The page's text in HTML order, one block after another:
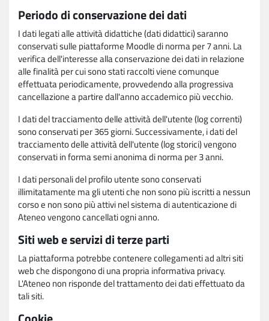
Periodo di conservazione dei dati
I dati legati alle attività didattiche (dati didattici) saranno
conservati sulle piattaforme Moodle di norma per 7 anni. La
verifica dell'interesse alla conservazione dei dati in relazione
alle finalità per cui sono stati raccolti viene comunque
effettuata periodicamente, provvedendo alla progressiva
cancellazione a partire dall'anno accademico più vecchio.
I dati del tracciamento delle attività dell'utente (log correnti)
sono conservati per 365 giorni. Successivamente, i dati del
tracciamento delle attività dell'utente (log storici) vengono
conservati in forma semi anonima di norma per 3 anni.
I dati personali del profilo utente sono conservati
illimitatamente ma gli utenti che non sono più iscritti a nessun
corso e non sono più attivi nel sistema di autenticazione di
Ateneo vengono cancellati ogni anno.
Siti web e servizi di terze parti
La piattaforma potrebbe contenere collegamenti ad altri siti
web che dispongono di una propria informativa privacy.
L'Ateneo non risponde del trattamento dei dati effettuato da
tali siti.